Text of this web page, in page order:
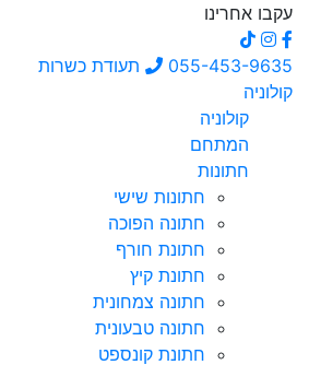
עקבו אחרינו
055-453-9635
תעודת כשרות
קולוניה
קולוניה
המתחם
חתונות
חתונות שישי
חתונה הפוכה
חתונת חורף
חתונת קיץ
חתונה צמחונית
חתונה טבעונית
חתונת קונספט